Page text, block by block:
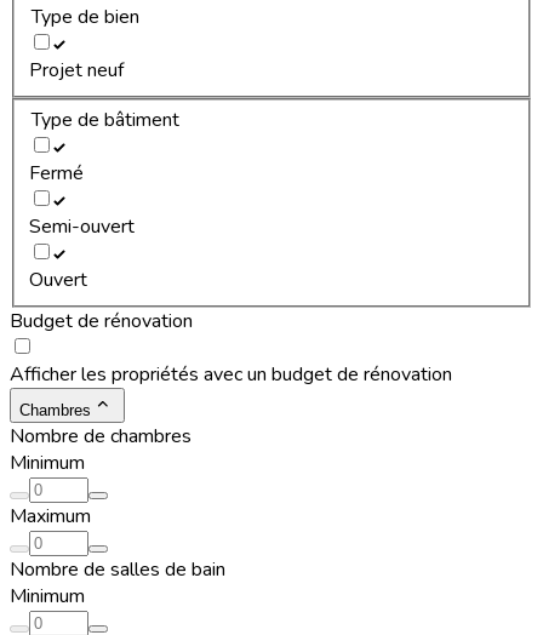
Type de bien
Projet neuf
Type de bâtiment
Fermé
Semi-ouvert
Ouvert
Budget de rénovation
Afficher les propriétés avec un budget de rénovation
Chambres
Nombre de chambres
Minimum
Maximum
Nombre de salles de bain
Minimum